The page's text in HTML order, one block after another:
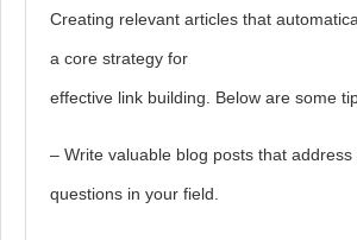
Creating relevant articles that
a core strategy for
effective link building. Below are some
– Write valuable blog posts that address
questions in your field.